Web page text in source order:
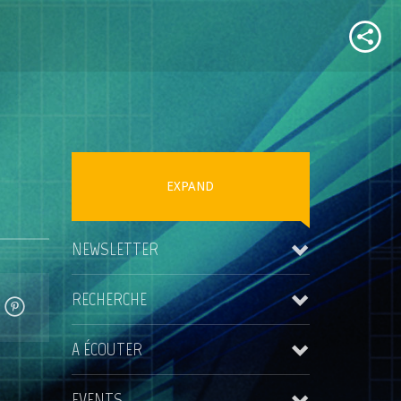
EXPAND
NEWSLETTER
RECHERCHE
A ÉCOUTER
Kris Rainer